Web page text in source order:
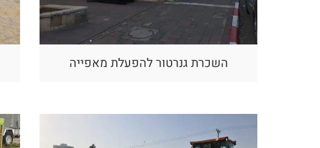
השכרת גנרטור להפעלת מאפייה